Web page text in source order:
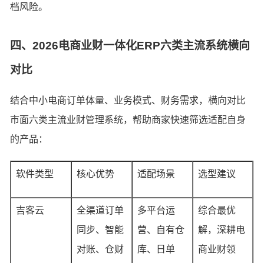
档风险。
四、2026电商业财一体化ERP六类主流系统横向
对比
结合中小电商订单体量、业务模式、财务需求，横向对比
市面六类主流业财管理系统，帮助商家快速筛选适配自身
的产品：
软件类型 核心优势 适配场景 选型建议
吉客云
全渠道订单
同步、智能
对账、仓财
多平台运
营、自有仓
库、日单
综合最优
解，深耕电
商业财领